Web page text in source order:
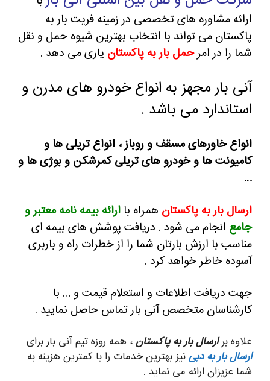
ارائه مشاوره های تخصصی در زمینه فریت بار به
پاکستان می تواند با انتخاب بهترین شیوه حمل و نقل
شما را در امرحمل بار به پاکستان یاری می دهد .
آنی بار مجهز به انواع خودرو های مدرن و
استاندارد می باشد .
انواع خاورهای مسقف و روباز ، انواع تریلی ها و
کامیونت ها و خودرو های تریلی کمرشکن و بوژی ها و
…
ارسال بار به پاکستان همراه با ارائه بیمه نامه معتبر و
جامع انجام می شود . دریافت پوشش های بیمه ای
مناسب با ارزش بارتان شما را از خطرات راه و باربری
آسوده خاطر خواهد کرد .
جهت دریافت اطلاعات و استعلام قیمت و … با
کارشناسان متخصص آنی بار تماس حاصل نمایید .
علاوه برارسال بار به پاکستان، همه روزه تیم آنی بار برای
ارسال بار به دبینیز بهترین خدمات را با کمترین هزینه به
شما عزیزان ارائه می نماید .